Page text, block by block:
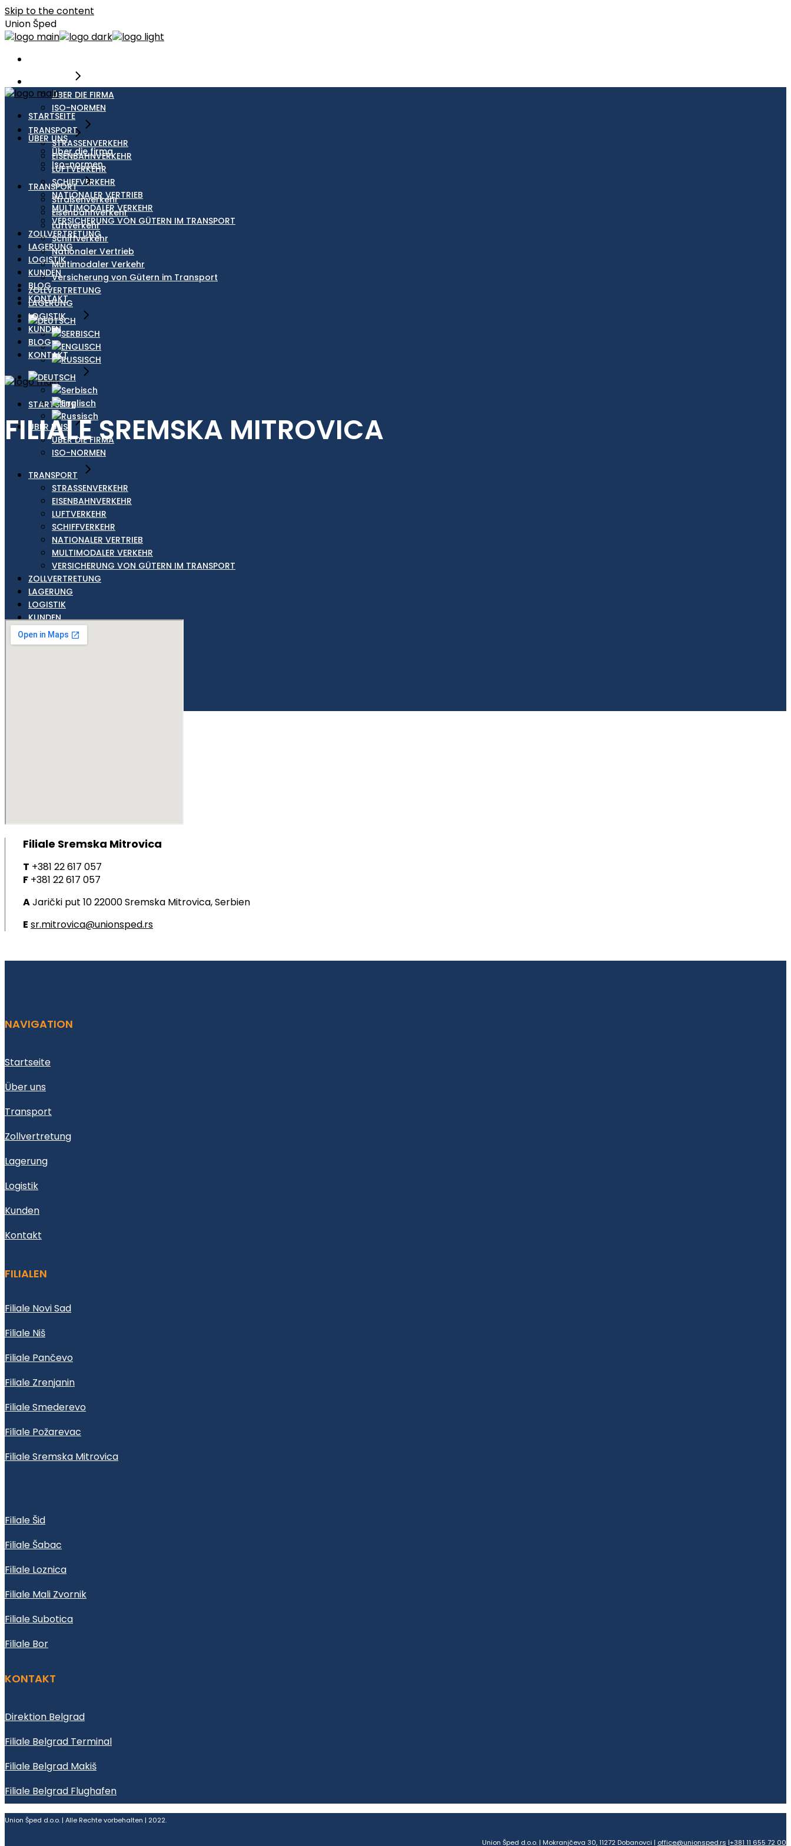
Skip to the content
Union Šped
ÜBER DIE FIRMA
ISO-NORMEN
TRANSPORT
STRASSENVERKEHR
EISENBAHNVERKEHR
LUFTVERKEHR
SCHIFFVERKEHR
NATIONALER VERTRIEB
MULTIMODALER VERKEHR
VERSICHERUNG VON GÜTERN IM TRANSPORT
ZOLLVERTRETUNG
LAGERUNG
LOGISTIK
KUNDEN
BLOG
KONTAKT
STARTSEITE
ÜBER UNS
ÜBER DIE FIRMA
ISO-NORMEN
TRANSPORT
STRASSENVERKEHR
EISENBAHNVERKEHR
LUFTVERKEHR
SCHIFFVERKEHR
NATIONALER VERTRIEB
MULTIMODALER VERKEHR
VERSICHERUNG VON GÜTERN IM TRANSPORT
ZOLLVERTRETUNG
LAGERUNG
LOGISTIK
KUNDEN
BLOG
KONTAKT
STARTSEITE
ÜBER UNS
Über die firma
Iso-normen
TRANSPORT
Straßenverkehr
Eisenbahnverkehr
Luftverkehr
Schiffverkehr
Nationaler Vertrieb
Multimodaler Verkehr
Versicherung von Gütern im Transport
ZOLLVERTRETUNG
LAGERUNG
LOGISTIK
KUNDEN
BLOG
KONTAKT
FILIALE SREMSKA MITROVICA
Filiale Sremska Mitrovica
T +381 22 617 057
F +381 22 617 057
AJarički put 10 22000 Sremska Mitrovica, Serbien
E sr.mitrovica@unionsped.rs
NAVIGATION
Startseite
Über uns
Transport
Zollvertretung
Lagerung
Logistik
Kunden
Kontakt
FILIALEN
Filiale Novi Sad
Filiale Niš
Filiale Pančevo
Filiale Zrenjanin
Filiale Smederevo
Filiale Požarevac
Filiale Sremska Mitrovica
Filiale Šid
Filiale Šabac
Filiale Loznica
Filiale Mali Zvornik
Filiale Subotica
Filiale Bor
KONTAKT
Direktion Belgrad
Filiale Belgrad Terminal
Filiale Belgrad Makiš
Filiale Belgrad Flughafen
Union Šped d.o.o. | Alle Rechte vorbehalten | 2022.
Union Šped d.o.o. | Mokranjčeva 30, 11272 Dobanovci | office@unionsped.rs |+381 11 655 72 00